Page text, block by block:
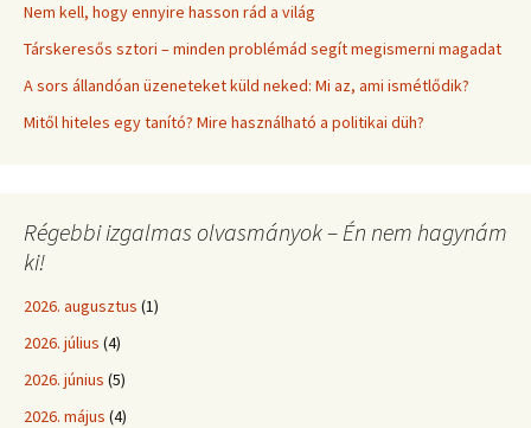
Nem kell, hogy ennyire hasson rád a világ
Társkeresős sztori – minden problémád segít megismerni magadat
A sors állandóan üzeneteket küld neked: Mi az, ami ismétlődik?
Mitől hiteles egy tanító? Mire használható a politikai düh?
Régebbi izgalmas olvasmányok – Én nem hagynám
ki!
2026. augusztus (1)
2026. július (4)
2026. június (5)
2026. május (4)